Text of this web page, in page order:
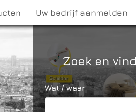
Uw bedrijf aanmelden
Zoek en vind
Wat / waar